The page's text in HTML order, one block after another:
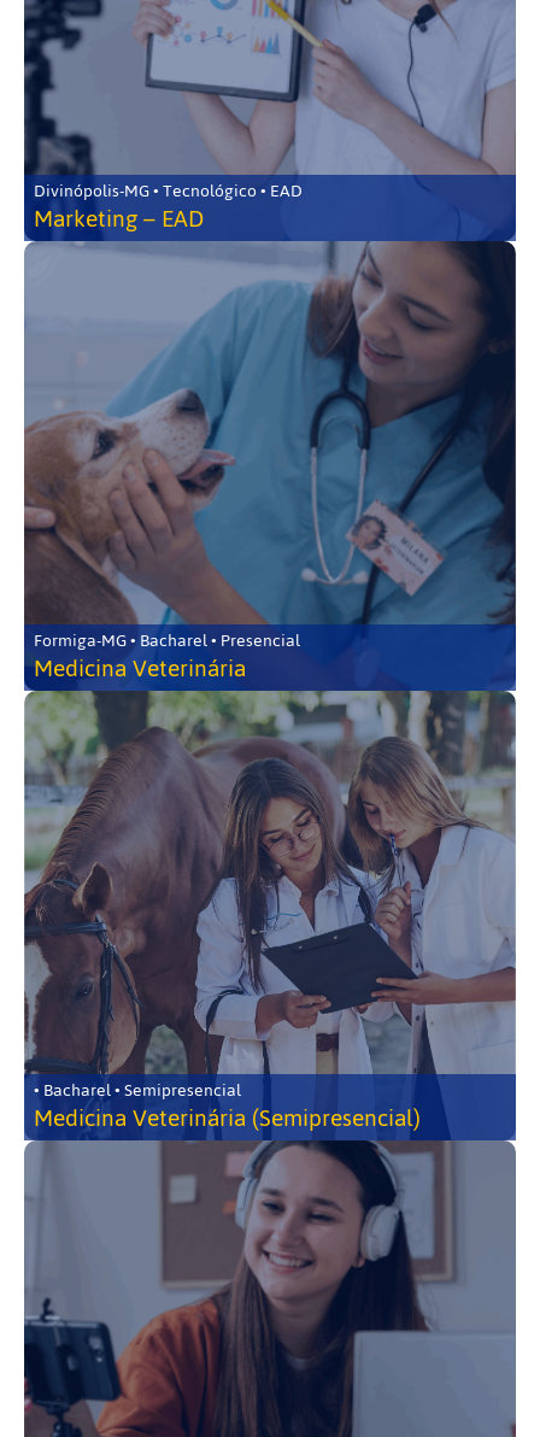
Divinópolis-MG • Tecnológico • EAD
Marketing – EAD
Formiga-MG • Bacharel • Presencial
Medicina Veterinária
• Bacharel • Semipresencial
Medicina Veterinária (Semipresencial)